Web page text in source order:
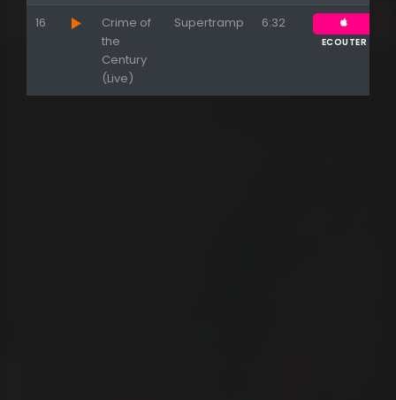
16
Crime of
the
Century
(Live)
Supertramp 6:32
ECOUTER